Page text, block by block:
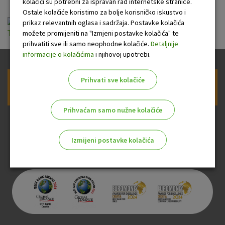
Obavijest o izmjenama Općih uvjeta,
Terminskog plana i Odluke o naknadama.pdf
Prijava na newsletter OTP banke
Ostale kolačiće koristimo za bolje korisničko iskustvo i
prikaz relevantnih oglasa i sadržaja. Postavke kolačića
možete promijeniti na "Izmjeni postavke kolačića" te
prihvatiti sve ili samo neophodne kolačiće. Detaljnije
informacije o kolačićima i njihovoj upotrebi.
Prihvati sve kolačiće
Prihvaćam samo nužne kolačiće
Izmijeni postavke kolačića